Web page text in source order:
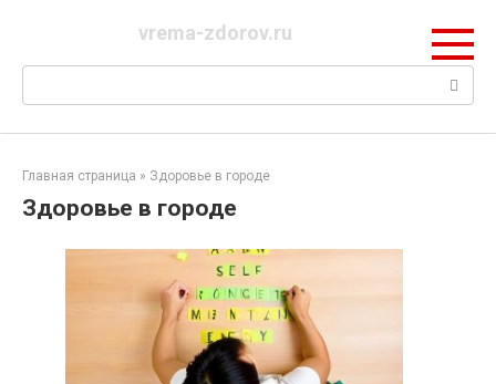
vrema-zdorov.ru
Поиск:
Главная страница » Здоровье в городе
Здоровье в городе